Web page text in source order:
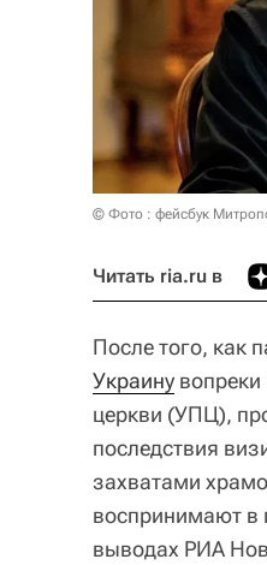
© Фото : фейсбук
Читать ria.ru в
После того, как
Украину
церкви (УПЦ),
последствия
захватами
воспринимают в
выводах РИА